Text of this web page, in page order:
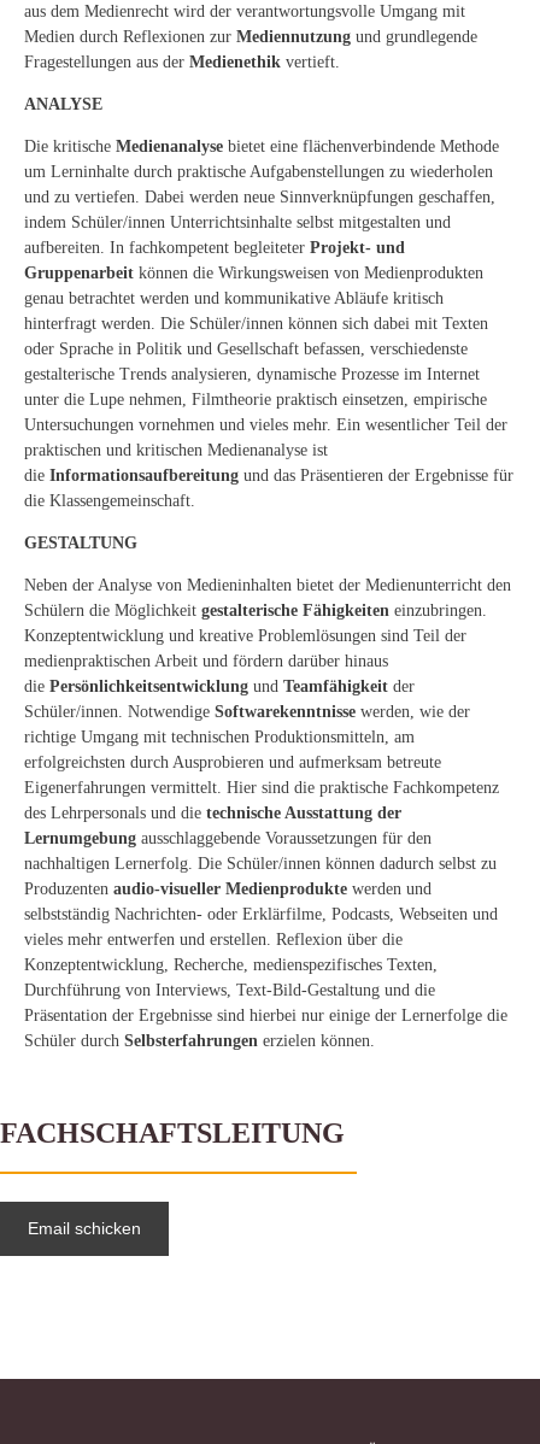
aus dem Medienrecht wird der verantwortungsvolle Umgang mit
Medien durch Reflexionen zur Mediennutzung und grundlegende
Fragestellungen aus der Medienethik vertieft.
ANALYSE
Die kritische Medienanalyse bietet eine flächenverbindende Methode
um Lerninhalte durch praktische Aufgabenstellungen zu wiederholen
und zu vertiefen. Dabei werden neue Sinnverknüpfungen geschaffen,
indem Schüler/innen Unterrichtsinhalte selbst mitgestalten und
aufbereiten. In fachkompetent begleiteter Projekt- und
Gruppenarbeit können die Wirkungsweisen von Medienprodukten
genau betrachtet werden und kommunikative Abläufe kritisch
hinterfragt werden. Die Schüler/innen können sich dabei mit Texten
oder Sprache in Politik und Gesellschaft befassen, verschiedenste
gestalterische Trends analysieren, dynamische Prozesse im Internet
unter die Lupe nehmen, Filmtheorie praktisch einsetzen, empirische
Untersuchungen vornehmen und vieles mehr. Ein wesentlicher Teil der
praktischen und kritischen Medienanalyse ist
die Informationsaufbereitung und das Präsentieren der Ergebnisse für
die Klassengemeinschaft.
GESTALTUNG
Neben der Analyse von Medieninhalten bietet der Medienunterricht den
Schülern die Möglichkeit gestalterische Fähigkeiten einzubringen.
Konzeptentwicklung und kreative Problemlösungen sind Teil der
medienpraktischen Arbeit und fördern darüber hinaus
die Persönlichkeitsentwicklung und Teamfähigkeit der
Schüler/innen. Notwendige Softwarekenntnisse werden, wie der
richtige Umgang mit technischen Produktionsmitteln, am
erfolgreichsten durch Ausprobieren und aufmerksam betreute
Eigenerfahrungen vermittelt. Hier sind die praktische Fachkompetenz
des Lehrpersonals und die technische Ausstattung der
Lernumgebung ausschlaggebende Voraussetzungen für den
nachhaltigen Lernerfolg. Die Schüler/innen können dadurch selbst zu
Produzenten audio-visueller Medienprodukte werden und
selbstständig Nachrichten- oder Erklärfilme, Podcasts, Webseiten und
vieles mehr entwerfen und erstellen. Reflexion über die
Konzeptentwicklung, Recherche, medienspezifisches Texten,
Durchführung von Interviews, Text-Bild-Gestaltung und die
Präsentation der Ergebnisse sind hierbei nur einige der Lernerfolge die
Schüler durch Selbsterfahrungen erzielen können.
FACHSCHAFTSLEITUNG
Email schicken